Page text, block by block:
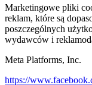
Marketingowe pliki
reklam, które są
poszczególnych
wydawców i
Meta Platforms, Inc.
https://